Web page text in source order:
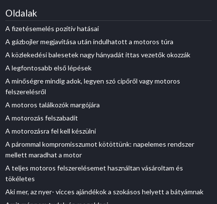
Oldalak
A fizetésemelés pozitív hatásai
A gázbojler megjavítása után indulhatott a motoros túra
A közlekedési balesetek nagy hányadát ittas vezetők okozzák
A legfontosabb első lépések
A minőségre mindig adok, legyen szó cipőről vagy motoros
felszerelésről
A motoros találkozók margójára
A motorozás felszabadít
A motorozásra fel kell készülni
A párommal kompromisszumot kötöttünk: napelemes rendszer
mellett maradhat a motor
A teljes motoros felszerelésemet használtan vásároltam és
tökéletes
Aki mer, az nyer- vicces ajándékok a szokásos helyett a bátyámnak